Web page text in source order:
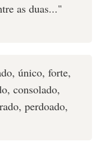
as duas..."
único, forte,
consolado,
perdoado,